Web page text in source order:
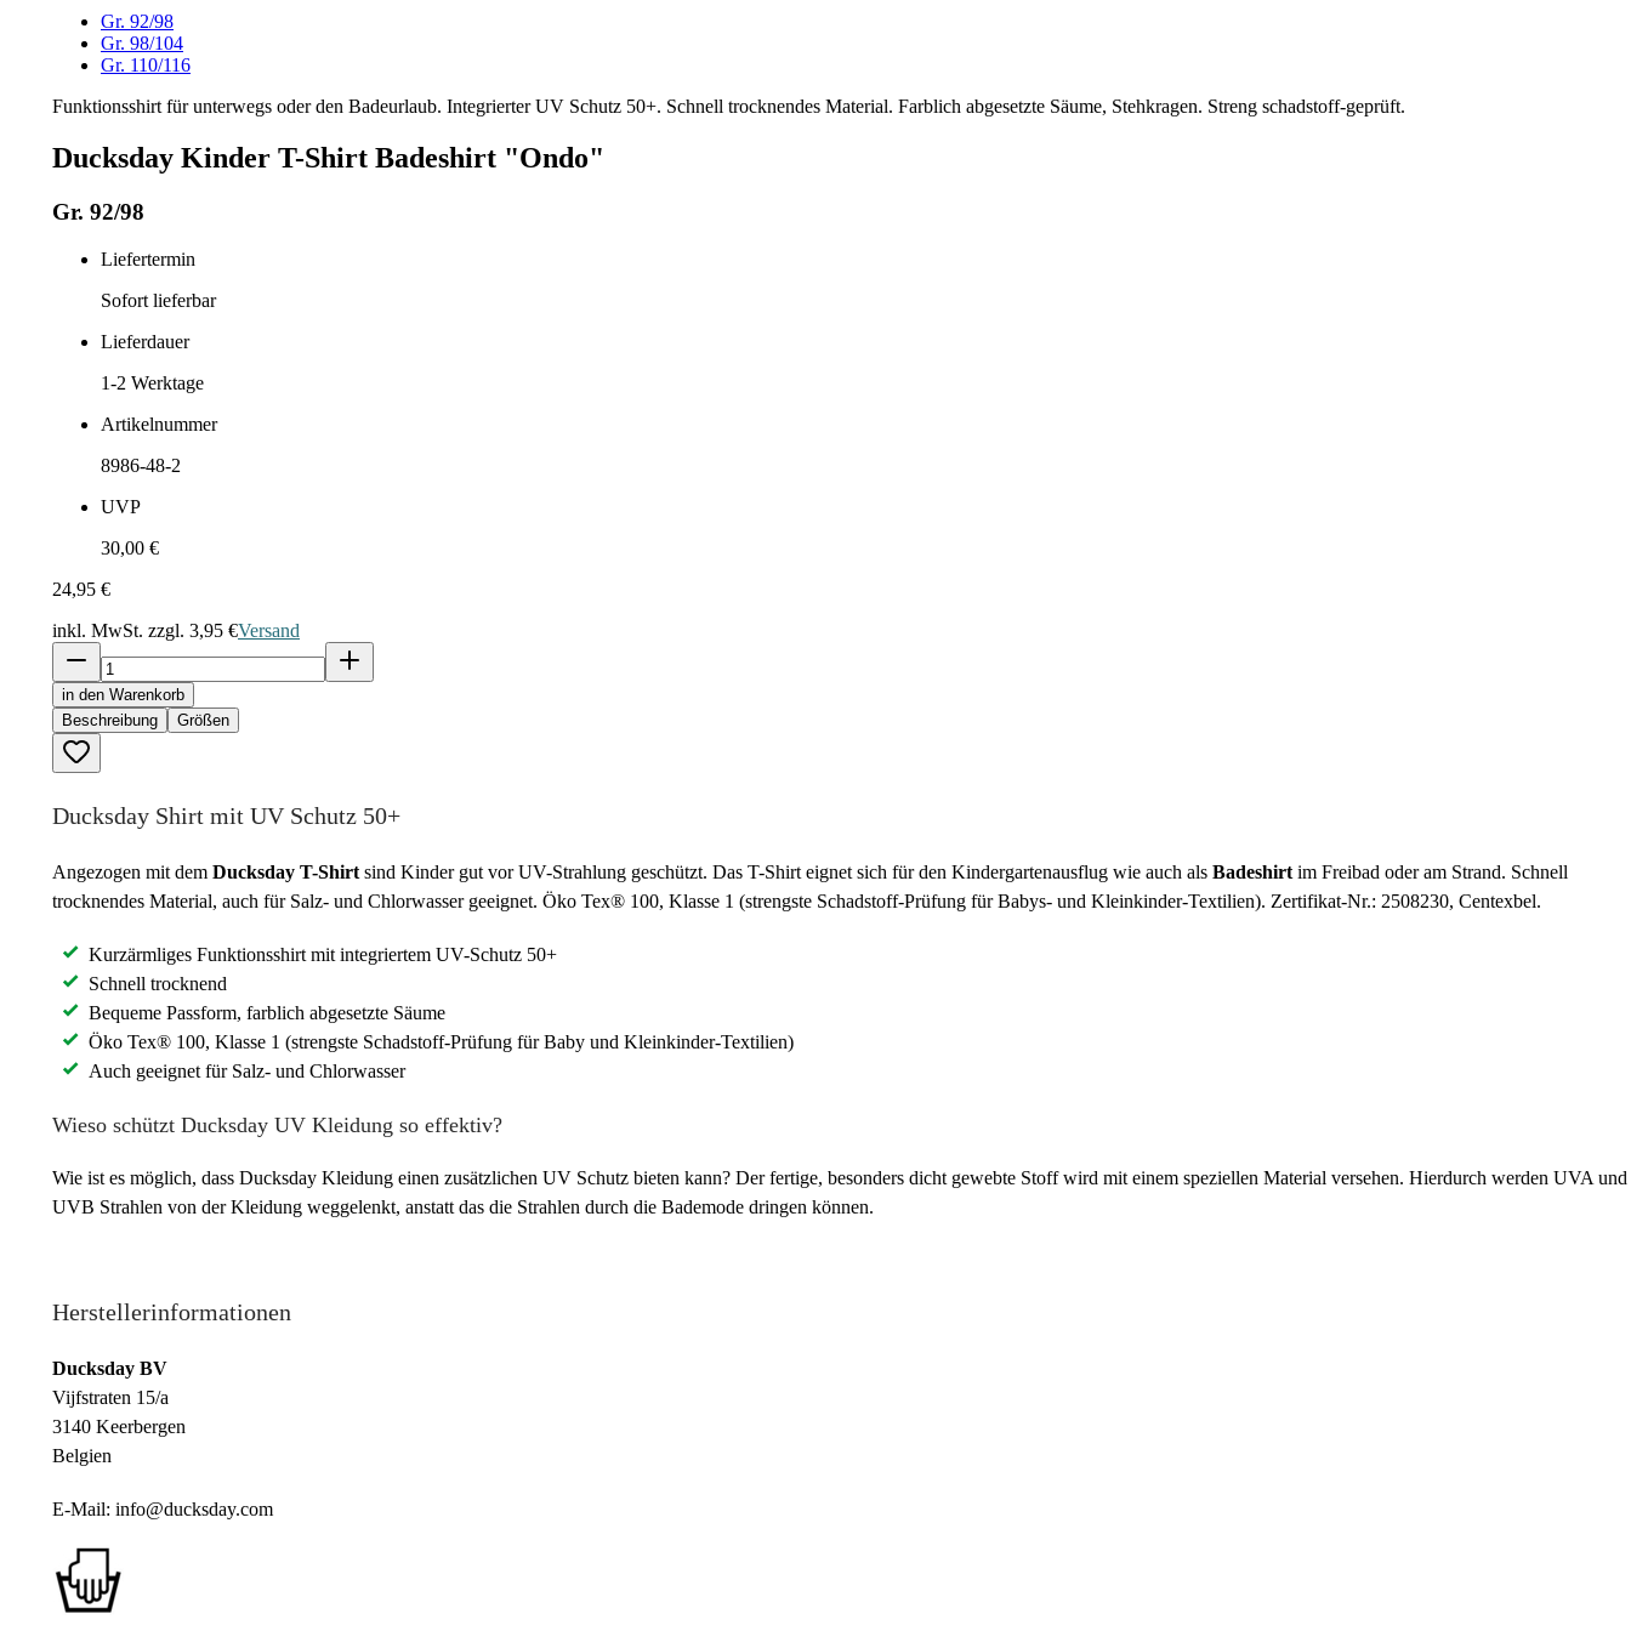
Gr. 92/98
Gr. 98/104
Gr. 110/116
Funktionsshirt für unterwegs oder den Badeurlaub. Integrierter UV Schutz 50+. Schnell trocknendes Material. Farblich abgesetzte Säume, Stehkragen. Streng schadstoff-geprüft.
Ducksday Kinder T-Shirt Badeshirt "Ondo"
Gr. 92/98
Liefertermin
Sofort lieferbar
Lieferdauer
1-2 Werktage
Artikelnummer
8986-48-2
UVP
30,00 €
24,95 €
inkl. MwSt. zzgl. 3,95 €Versand
in den Warenkorb
Beschreibung
Größen
Ducksday Shirt mit UV Schutz 50+
Angezogen mit dem Ducksday T-Shirt sind Kinder gut vor UV-Strahlung geschützt. Das T-Shirt eignet sich für den Kindergartenausflug wie auch als Badeshirt im Freibad oder am Strand. Schnell
trocknendes Material, auch für Salz- und Chlorwasser geeignet. Öko Tex® 100, Klasse 1 (strengste Schadstoff-Prüfung für Babys- und Kleinkinder-Textilien). Zertifikat-Nr.: 2508230, Centexbel.
Kurzärmliges Funktionsshirt mit integriertem UV-Schutz 50+
Schnell trocknend
Bequeme Passform, farblich abgesetzte Säume
Öko Tex® 100, Klasse 1 (strengste Schadstoff-Prüfung für Baby und Kleinkinder-Textilien)
Auch geeignet für Salz- und Chlorwasser
Wieso schützt Ducksday UV Kleidung so effektiv?
Wie ist es möglich, dass Ducksday Kleidung einen zusätzlichen UV Schutz bieten kann? Der fertige, besonders dicht gewebte Stoff wird mit einem speziellen Material versehen. Hierdurch werden UVA und
UVB Strahlen von der Kleidung weggelenkt, anstatt das die Strahlen durch die Bademode dringen können.
Herstellerinformationen
Ducksday BV
Vijfstraten 15/a
3140 Keerbergen
Belgien
E-Mail: info@ducksday.com